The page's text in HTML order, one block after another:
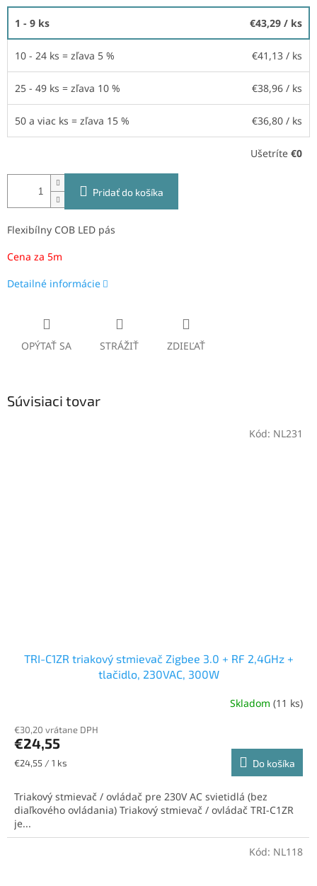
1 - 9 ks €43,29 / ks
10 - 24 ks = zľava 5 % €41,13 / ks
25 - 49 ks = zľava 10 % €38,96 / ks
50 a viac ks = zľava 15 % €36,80 / ks
Ušetríte €0
Pridať do košíka
Flexibílny COB LED pás
Cena za 5m
Detailné informácie
OPÝTAŤ SA STRÁŽIŤ ZDIEĽAŤ
Súvisiaci tovar
TRI-C1ZR triakový stmievač Zigbee 3.0 + RF 2,4GHz +
tlačidlo, 230VAC, 300W
Skladom (11 ks)
€30,20 vrátane DPH
€24,55
Jednotková
€24,55 / 1 ks Do košíka
Triakový stmievač / ovládač pre 230V AC svietidlá (bez
diaľkového ovládania) Triakový stmievač / ovládač TRI-C1ZR
je...
Kód: NL231
Kód: NL118